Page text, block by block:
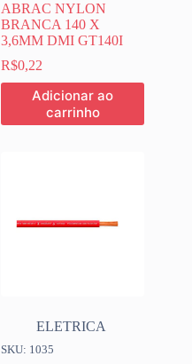
ABRAC NYLON
BRANCA 140 X
3,6MM DMI GT140I
R$0,22
Adicionar ao
carrinho
ELETRICA
SKU: 1035